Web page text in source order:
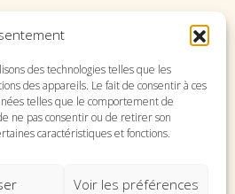
des technologies telles que les
des appareils. Le fait de consentir à ces
telles que le comportement de
ne pas consentir ou de retirer son
caractéristiques et fonctions.
Voir les préférences